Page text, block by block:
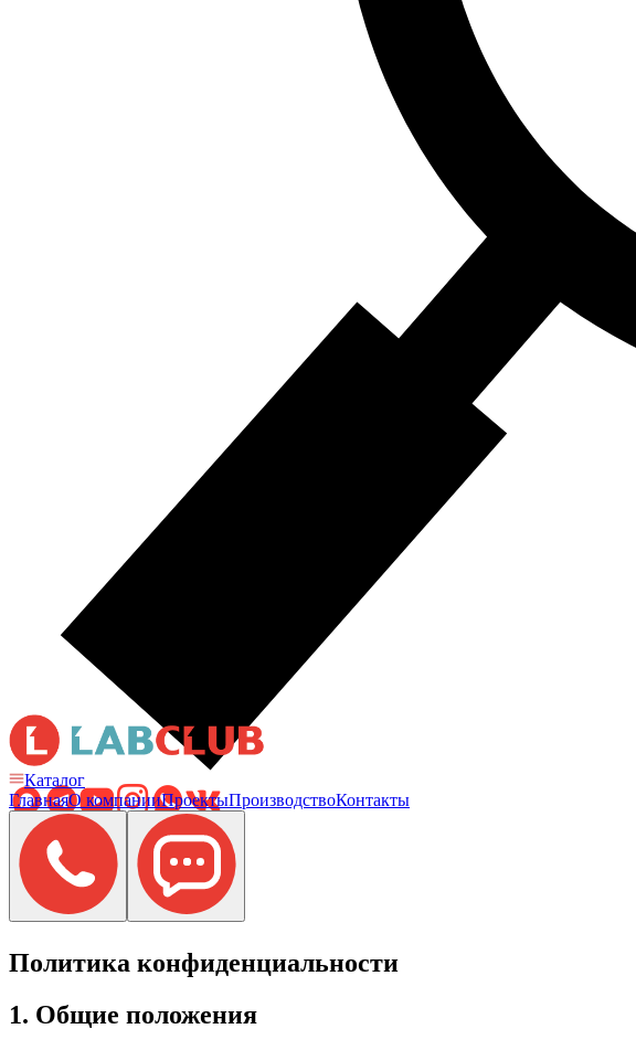
Каталог
ГлавнаяО компанииПроектыПроизводствоКонтакты
Политика конфиденциальности
1. Общие положения